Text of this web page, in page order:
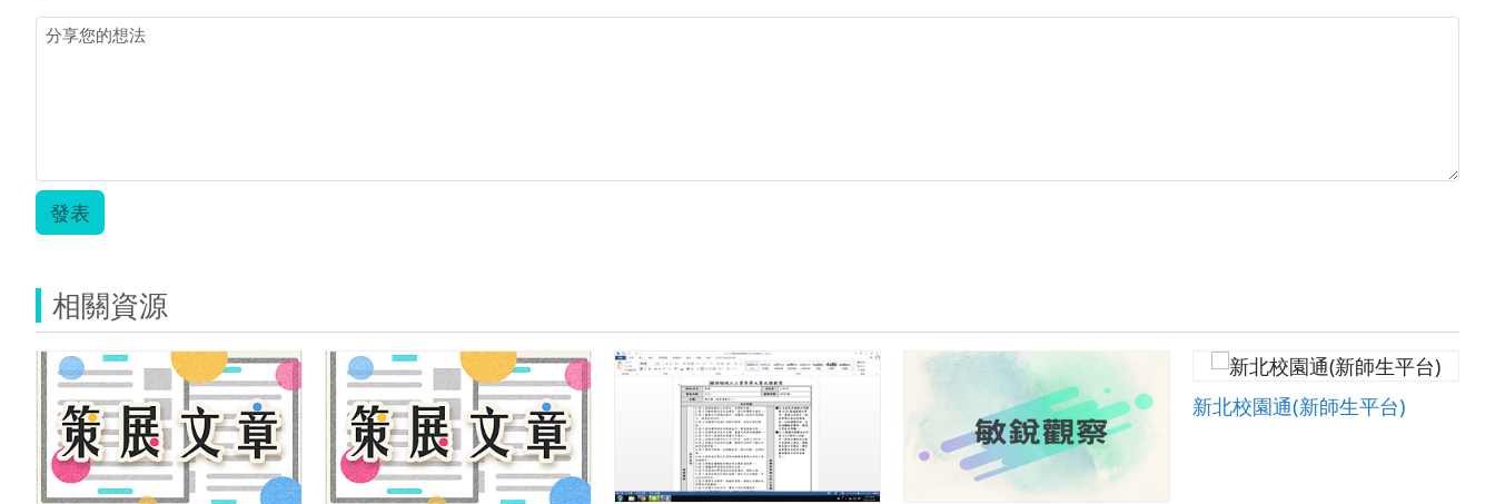
墉
文
豪
東
國
小)
中.zip
發表
相關資源
新北校園通(新師生平台)